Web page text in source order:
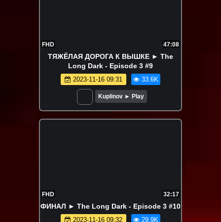
FHD 47:08
ТЯЖЁЛАЯ ДОРОГА К ВЫШКЕ ► The
Long Dark - Episode 3 #9
2023-11-16 09:31 33.6K
Kuplinov ► Play
FHD 32:17
ФИНАЛ ► The Long Dark - Episode 3 #10
2023-11-16 09:32 29.9K